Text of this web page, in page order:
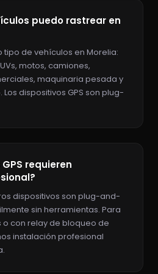
puedo rastrear en
de vehículos en Morelia:
motos, camiones,
maquinaria pesada y
dispositivos GPS son plug-
requieren
dispositivos son plug-and-
sin herramientas. Para
con relay de bloqueo de
instalación profesional